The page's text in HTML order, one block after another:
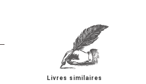
Livres similaires